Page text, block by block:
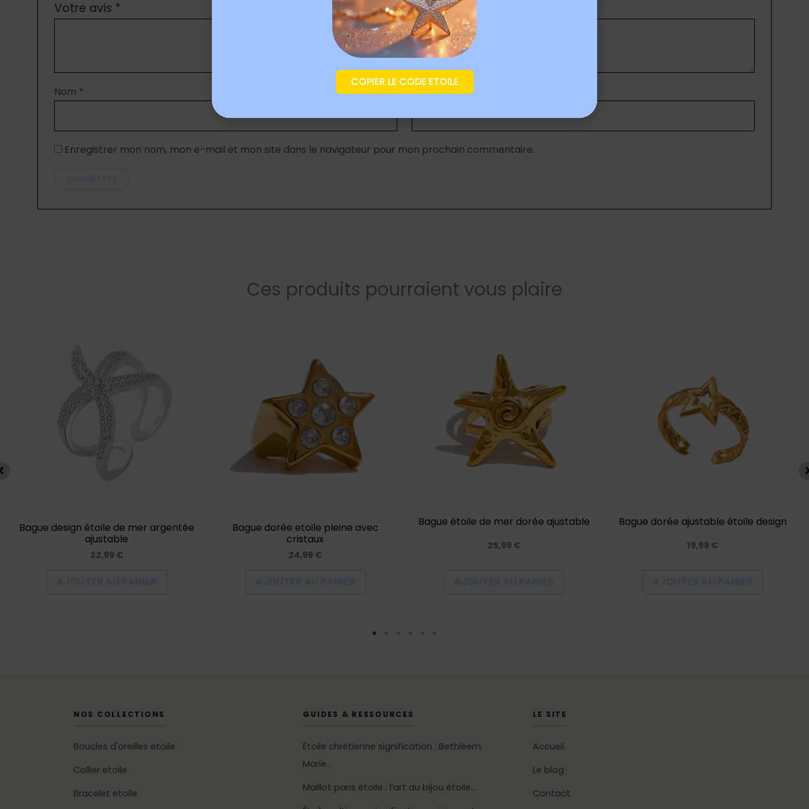
Votre avis *
Nom * E-mail*
Enregistrer mon nom, mon e-mail et mon site dans le navigateur pour mon prochain commentaire.
Ces produits pourraient vous plaire
Bague design étoile de mer argentée
ajustable
22,99 €
Bague dorée etoile pleine avec
cristaux
24,99 €
Bague étoile de mer dorée ajustable
25,99 €
Bague dorée ajustable étoile design
19,99 €
NOS COLLECTIONS
Boucles d'oreilles etoile
Collier etoile
Bracelet etoile
GUIDES & RESSOURCES
Étoile chrétienne signification : Bethléem,
Marie…
Maillot paris étoile : l’art du bijou étoile…
LE SITE
Accueil
Le blog
Contact
COPIER LE CODE ETOILE